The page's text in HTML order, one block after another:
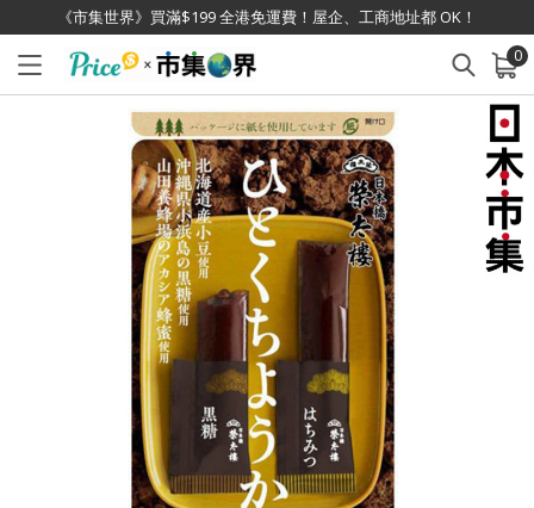
《市集世界》買滿$199 全港免運費！屋企、工商地址都 OK！
0
已加入購物車 查看